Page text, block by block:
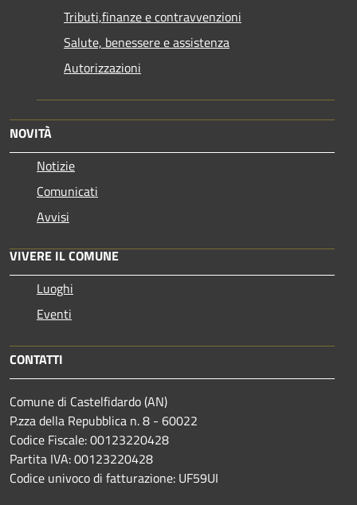
Tributi,finanze e contravvenzioni
Salute, benessere e assistenza
Autorizzazioni
NOVITÀ
Notizie
Comunicati
Avvisi
VIVERE IL COMUNE
Luoghi
Eventi
CONTATTI
Comune di Castelfidardo (AN)
P.zza della Repubblica n. 8 - 60022
Codice Fiscale: 00123220428
Partita IVA: 00123220428
Codice univoco di fatturazione: UF59UI